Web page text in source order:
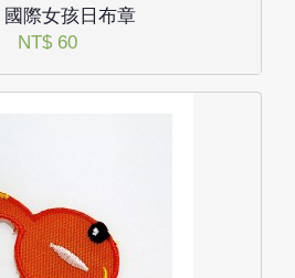
國際女孩日布章
NT$ 60